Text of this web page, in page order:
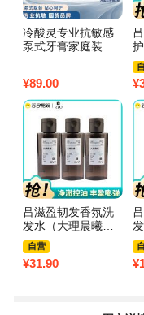
冷酸灵专业抗敏感
泵式牙膏家庭装组
¥89.00 ¥
吕滋盈韧发香氛洗
发水（大理晨曦）1
00ml*3
自营
¥31.90 ¥